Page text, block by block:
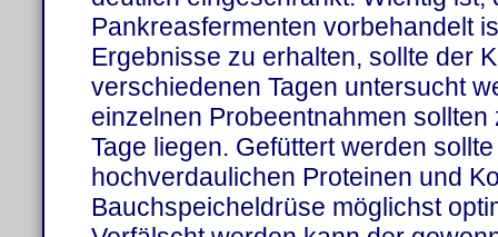
Pankreasfermenten vorbehandelt
Ergebnisse zu erhalten, sollte der
verschiedenen Tagen untersucht
einzelnen Probeentnahmen
Tage liegen. Gefüttert werden
hochverdaulichen Proteinen und
Bauchspeicheldrüse möglichst